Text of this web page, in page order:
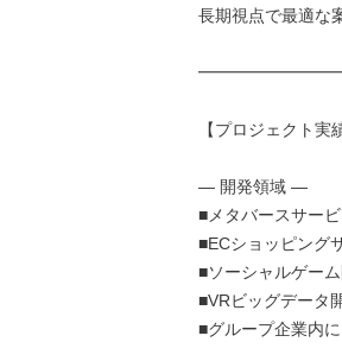
長期視点で最適な
【プロジェクト実
― 開発領域 ―
■メタバースサー
■ECショッピング
■ソーシャルゲー
■VRビッグデータ
■グループ企業内